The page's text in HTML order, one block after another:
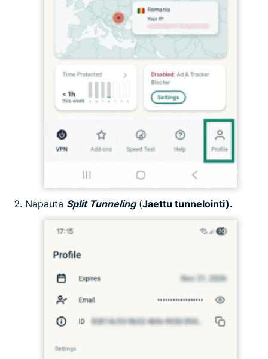
Napauta Split Tunneling(Jaettu tunnelointi).